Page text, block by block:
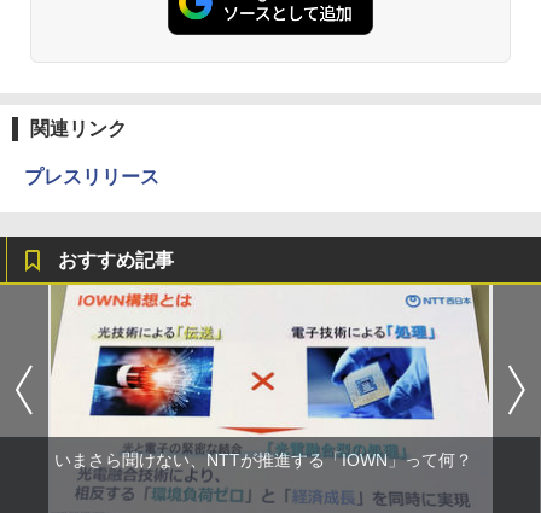
関連リンク
プレスリリース
おすすめ記事
いまさら聞けない、NTTが推進する「IOWN」って何？